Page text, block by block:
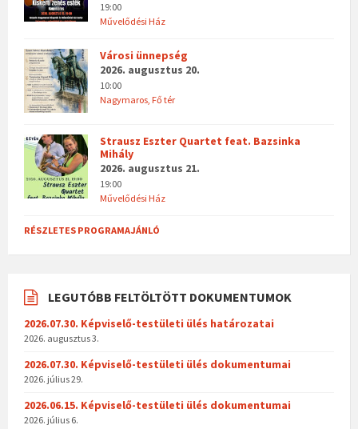
19:00
Művelődési Ház
Városi ünnepség
2026. augusztus 20.
10:00
Nagymaros, Fő tér
Strausz Eszter Quartet feat. Bazsinka
Mihály
2026. augusztus 21.
19:00
Művelődési Ház
RÉSZLETES PROGRAMAJÁNLÓ
LEGUTÓBB FELTÖLTÖTT DOKUMENTUMOK
2026.07.30. Képviselő-testületi ülés határozatai
2026. augusztus 3.
2026.07.30. Képviselő-testületi ülés dokumentumai
2026. július 29.
2026.06.15. Képviselő-testületi ülés dokumentumai
2026. július 6.